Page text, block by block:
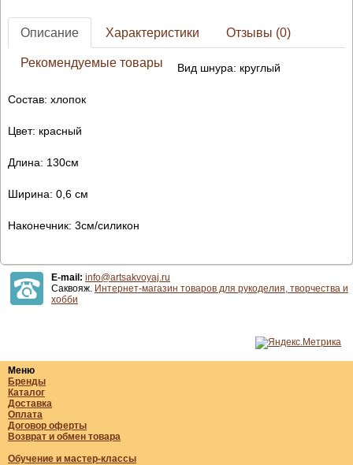
Описание Характеристики Отзывы (0)
Рекомендуемые товары Вид шнура: круглый
Состав: хлопок
Цвет: красный
Длина: 130см
Ширина: 0,6 см
Наконечник: 3см/силикон
E-mail: info@artsakvoyaj.ru
Саквояж. Интернет-магазин товаров для рукоделия, творчества и
хобби
Меню
Бренды
Каталог
Доставка
Оплата
Договор оферты
Возврат и обмен товара
Обучение и мастер-классы